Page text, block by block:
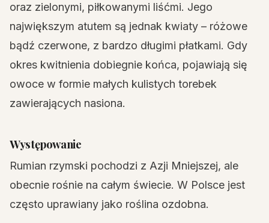
oraz zielonymi, piłkowanymi liśćmi. Jego
największym atutem są jednak kwiaty – różowe
bądź czerwone, z bardzo długimi płatkami. Gdy
okres kwitnienia dobiegnie końca, pojawiają się
owoce w formie małych kulistych torebek
zawierających nasiona.
Występowanie
Rumian rzymski pochodzi z Azji Mniejszej, ale
obecnie rośnie na całym świecie. W Polsce jest
często uprawiany jako roślina ozdobna.